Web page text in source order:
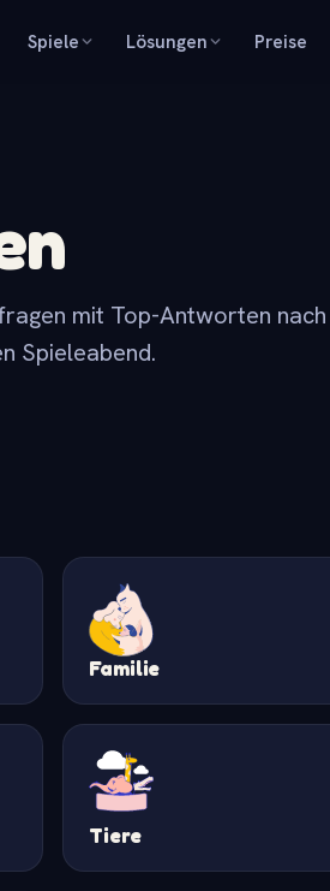
Spiele Lösungen Preise
mit Top-Antworten
Spieleabend.
Familie
Tiere